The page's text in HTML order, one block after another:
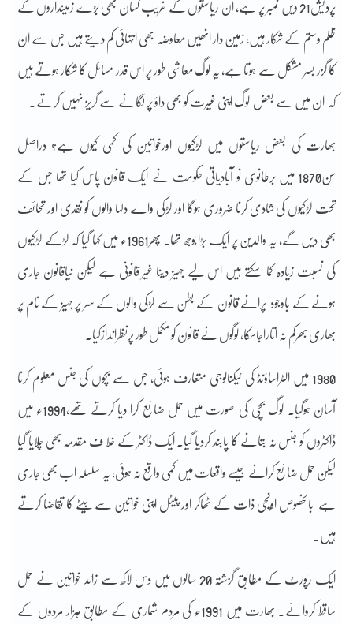
پردیش21 ویں نمبر پر ہے، ان ریاستوں کے غریب کسان بھی بڑے زمینداروں کے
ظلم وستم کے شکار ہیں، زمین دار انھیں معاوضہ بھی انتہائی کم دیتے ہیں جس سے ان
کا گزر بسر مشکل سے ہوتا ہے، یہ لوگ معاشی طور پر اس قدر مسائل کا شکار ہوتے ہیں
کہ ان میں سے بعض لوگ اپنی غیرت کو بھی داؤ پر لگانے سے گریز نہیں کرتے۔
بھارت کی بعض ریاستوں میں لڑکیوں اورخواتین کی کمی کیوں ہے؟ دراصل
سن1870 میں برطانوی نو آبادیاتی حکومت نے ایک قانون پاس کیا تھا جس کے
تحت لڑکیوں کی شادی کرنا ضروری ہوگا اور لڑکی والے دلہا والوں کو نقدی اور تحائف
بھی دیں گے، یہ والدین پر ایک بڑا بوجھ تھا۔ پھر1961ء میں کہا گیا کہ لڑکے لڑکیوں
کی نسبت زیادہ کما سکتے ہیں اس لیے جہیز دینا غیر قانونی ہے لیکن نیاقانون جاری
ہونے کے باوجود پرانے قانون کے بطن سے لڑکی والوں کے سر پر جہیز کے نام پر
بھاری بھرکم نہ اتاراجاسکا، لوگوں نے قانون کو مکمل طور پرنظراندازکیا۔
1980 میں الٹراساؤنڈ کی ٹیکنالوجی متعارف ہوئی، جس سے بچوں کی جنس معلوم کرنا
آسان ہوگیا۔ لوگ بچی کی صورت میں حمل ضائع کرا دیا کرتے تھے،1994ء میں
ڈاکٹروں کو جنس نہ بتانے کا پابند کردیا گیا۔ ایک ڈاکٹر کے خلا ف مقدمہ بھی چلایا گیا
لیکن حمل ضائع کرانے جیسے واقعات میں کمی واقع نہ ہوئی، یہ سلسلہ اب بھی جاری
ہے بالخصوص اونچی ذات کے ٹھاکر اور پیٹل اپنی خواتین سے بیٹے کا تقاضا کرتے
ہیں۔
ایک رپورٹ کے مطابق گزشتہ 20 سالوں میں دس لاکھ سے زائد خواتین نے حمل
ساقط کروائے۔ بھارت میں 1991ء کی مردم شماری کے مطابق ہزار مردوں کے